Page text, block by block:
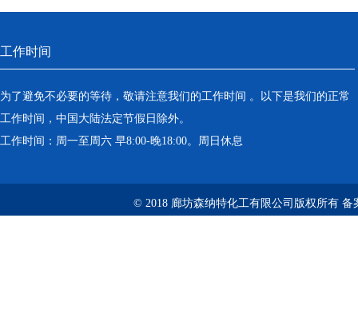
工作时间
为了避免不必要的等待，敬请注意我们的工作时间 。以下是我们的正常
工作时间，中国大陆法定节假日除外。
工作时间：周一至周六 早8:00-晚18:00。周日休息
© 2018 廊坊森纳特化工有限公司版权所有 备